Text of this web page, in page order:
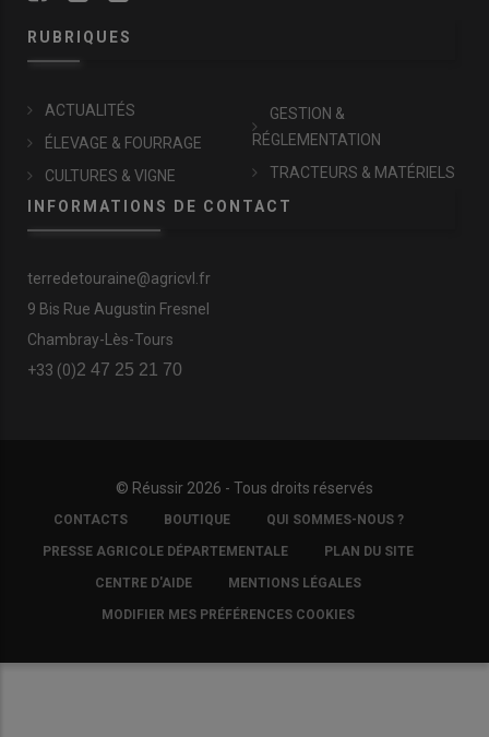
RUBRIQUES
ACTUALITÉS
ÉLEVAGE & FOURRAGE
CULTURES & VIGNE
GESTION &
RÉGLEMENTATION
TRACTEURS & MATÉRIELS
INFORMATIONS DE CONTACT
terredetouraine@agricvl.fr
9 Bis Rue Augustin Fresnel
Chambray-Lès-Tours
+33 (0)2 47 25 21 70
© Réussir 2026 - Tous droits réservés
FOOTER
COPYRIGHT
CONTACTS BOUTIQUE QUI SOMMES-NOUS ?
PRESSE AGRICOLE DÉPARTEMENTALE PLAN DU SITE
CENTRE D'AIDE MENTIONS LÉGALES
MODIFIER MES PRÉFÉRENCES COOKIES